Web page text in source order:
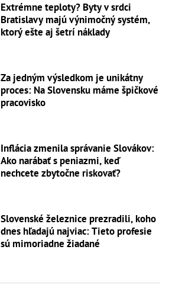
Extrémne teploty? Byty v srdci
Bratislavy majú výnimočný systém,
ktorý ešte aj šetrí náklady
Za jedným výsledkom je unikátny
proces: Na Slovensku máme špičkové
pracovisko
Inflácia zmenila správanie Slovákov:
Ako narábať s peniazmi, keď
nechcete zbytočne riskovať?
Slovenské železnice prezradili, koho
dnes hľadajú najviac: Tieto profesie
sú mimoriadne žiadané